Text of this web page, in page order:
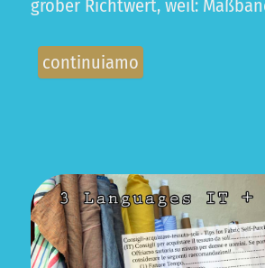
grober Richtwert, weil:
continuiamo